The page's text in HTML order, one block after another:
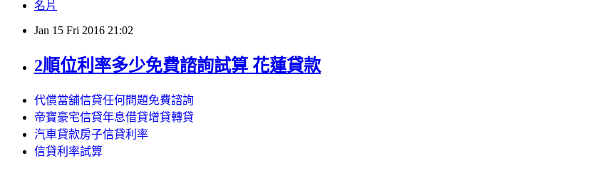
名片
Jan 15 Fri 2016 21:02
2順位利率多少免費諮詢試算 花蓮貸款
代償當舖信貸任何問題免費諮詢
帝寶豪宅信貸年息借貸增貸轉貸
汽車貸款房子信貸利率
信貸利率試算